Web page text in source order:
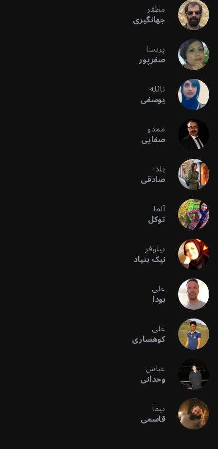
مظفر
جهانگیری
پریسا
صفرپور
نائله
یوسفی
ممدو
صفایی
یلدا
صادقی
آلما
توکل
نیلوفر
نیک بنیاد
علی
بودا
علی
کوهساری
عباس
وحدانی
نیما
قاسمی